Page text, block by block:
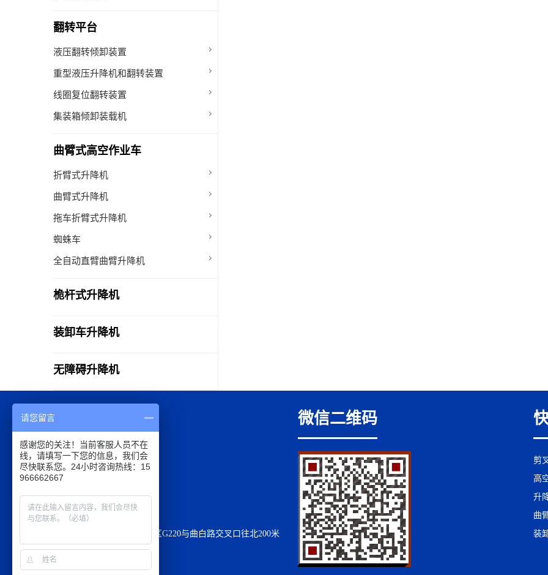
翻转平台
液压翻转倾卸装置
重型液压升降机和翻转装置
线圈复位翻转装置
集装箱倾卸装载机
曲臂式高空作业车
折臂式升降机
曲臂式升降机
拖车折臂式升降机
蜘蛛车
全自动直臂曲臂升降机
桅杆式升降机
装卸车升降机
无障碍升降机
联系我们
全国热线:400-666-3990
订制产品:
标准产品:0531-6666-6058
24小时电话:
厂 址：山东济南市济阳区G220与曲白路交叉口往北200米
微信二维码
剪
高
升
曲
装
请您留言
​感谢您的关注！当前客服人员不在
线，请填写一下您的信息，我们会
尽快联系您。24小时咨询热线：15
966662667